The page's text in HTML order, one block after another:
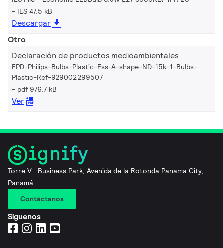
IES 47.5 kB
Descargar
Otro
Declaración de productos medioambientales
EPD-Philips-Bulbs-Plastic-Ess-A-shape-ND-15k-1-Bulbs-
Plastic-Ref-929002299507
pdf 976.7 kB
Ver
Torre V : Business Park, Avenida de la Rotonda Panama City,
Panamá
Contáctanos
Síguenos